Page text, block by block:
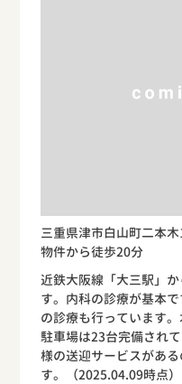
三重県津市白山町二本
物件から徒歩20分
近鉄大阪線「大三駅」
す。内科の診療が基本
の診療も行っています
駐車場は23台完備され
様の送迎サービスがあ
す。（2025.04.09時点）